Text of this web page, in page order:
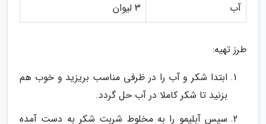
آب
3 لیوان
طرز تهیه:
ابتدا شکر و آب را در ظرفی مناسب بریزید و خوب هم
بزنید تا شکر کاملا در آب حل گردد.
سپس آبلیمو را به مخلوط شربت شکر به دست آمده